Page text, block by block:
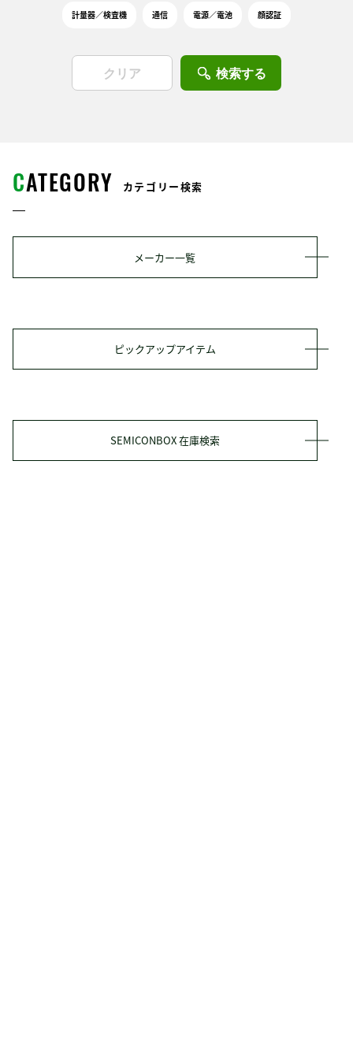
計量器／検査機 通信 電源／電池 顔認証
検索する
CATEGORY カテゴリー検索
メーカー一覧
ピックアップアイテム
SEMICONBOX 在庫検索